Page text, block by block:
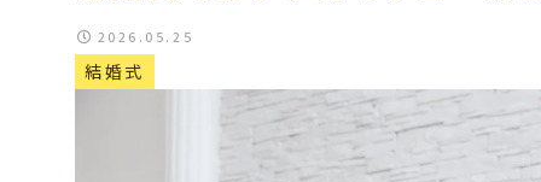
結婚式
2026.05.25